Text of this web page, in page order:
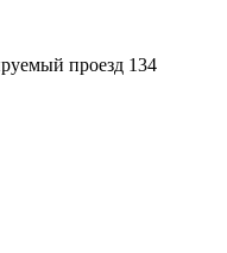
проезд 134